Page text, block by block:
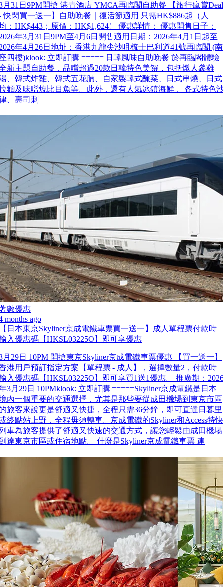
月31日9PM開搶 港青酒店 YMCA再臨閣自助餐 【旅行瘋賞Deal
快閃買一送一】自助晚餐｜復活節適用 只需HK$886起（人
：HK$443；原價：HK$1,624） 優惠詳情： 優惠開售日子：
年3月31日9PM至4月6日開售適用日期：2026年4月1日起至
年4月26日地址：香港九龍尖沙咀梳士巴利道41號再臨閣 (南
四樓)klook: 立即訂購 ===== 日韓風味自助晚餐 於再臨閣體驗
新主題自助餐，品嚐超過20款日韓特色美饌，包括燉人參雞
、韓式炸雞、韓式五花腩、自家製韓式醃菜、日式串燒、日式
麵及味噌燒比目魚等。此外，還有人氣冰鎮海鮮 、各式特色
、壽司刺
數優惠
months ago
日本東京Skyliner京成電鐵車票買一送一】成人單程票付款時
入優惠碼【HKSL03225O】即可享優惠
月29日 10PM 開搶東京Skyliner京成電鐵車票優惠 【買一送一】
港用戶預訂指定方案【單程票 - 成人】，選擇數量2，付款時
入優惠碼【HKSL03225O】即可享買1送1優惠。 推廣期：2026
3月29日 10PMklook: 立即訂購 =====Skyliner京成電鐵是日本
內一個重要的交通選擇，尤其是那些要從成田機場到東京市區
旅客來說更是舒適又快捷，全程只需36分鐘，即可直達日暮里
終點站上野，全程毋須轉車。京成電鐵的Skyliner和Access特快
車為旅客提供了舒適又快速的交通方式，讓您輕鬆由成田機場
達東京市區或住宿地點。 什麼是Skyliner京成電鐵車票 連